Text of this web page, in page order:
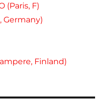
(Paris, F)
Germany)
Finland)